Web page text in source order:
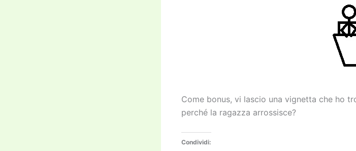
Come bonus, vi lascio una vignetta che ho
perché la ragazza arrossisce?
Condividi: